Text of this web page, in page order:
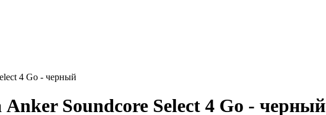
4 Go - черный
Anker Soundcore Select 4 Go - черный